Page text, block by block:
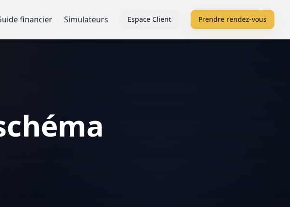
financier Simulateurs Espace Client Prendre rendez-vous